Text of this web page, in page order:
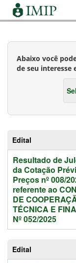
Abaixo você
de seu interesse
Edital
Resultado de
da Cotação
Preços nº 008/
referente ao
DE
TÉCNICA E
Nº 052/2025
Edital